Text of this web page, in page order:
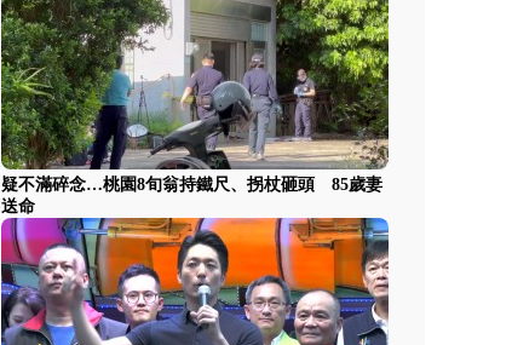
疑不滿碎念…桃園8旬翁持鐵尺、拐杖砸頭 85歲妻
送命